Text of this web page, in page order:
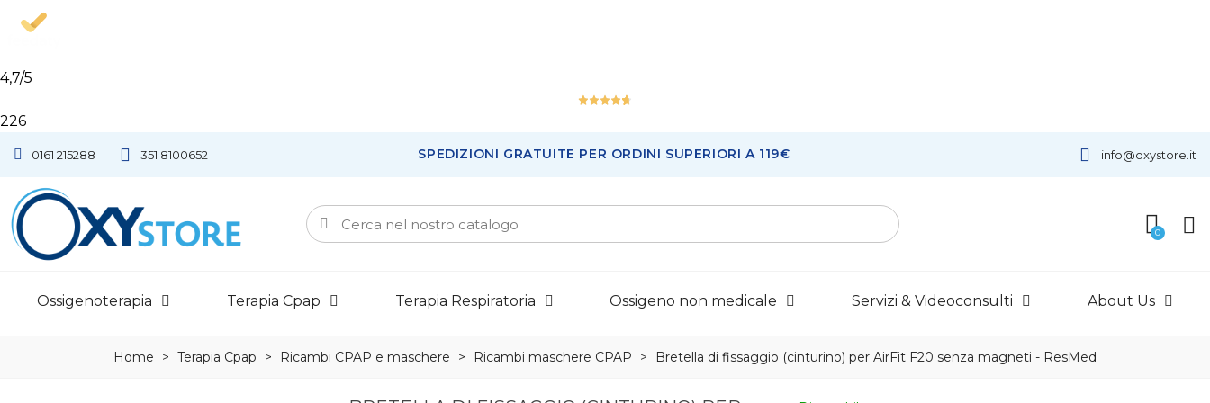
4,7/5
226
0161 215288 351 8100652 SPEDIZIONI GRATUITE PER ORDINI SUPERIORI A 119€
Ottimo
Recensioni
info@oxystore.it
Ossigenoterapia Terapia Cpap Terapia Respiratoria Ossigeno non medicale Servizi & Videoconsulti About Us
Home > Terapia Cpap > Ricambi CPAP e maschere > Ricambi maschere CPAP > Bretella di fissaggio (cinturino) per AirFit F20 senza magneti - ResMed